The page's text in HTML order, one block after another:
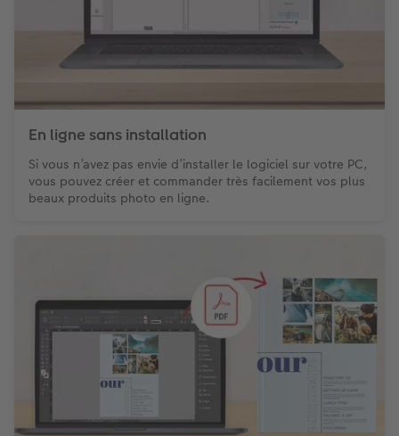
En ligne sans installation
Si vous n’avez pas envie d’installer le logiciel sur votre PC,
vous pouvez créer et commander très facilement vos plus
beaux produits photo en ligne.